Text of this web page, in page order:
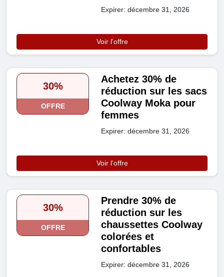
Expirer: décembre 31, 2026
Voir l'offre
30%
OFFRE
Achetez 30% de
réduction sur les sacs
Coolway Moka pour
femmes
Expirer: décembre 31, 2026
Voir l'offre
30%
OFFRE
Prendre 30% de
réduction sur les
chaussettes Coolway
colorées et
confortables
Expirer: décembre 31, 2026